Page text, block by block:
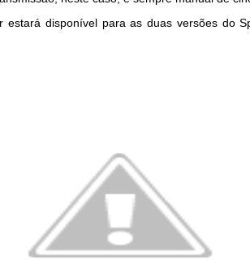
estará disponível para as duas versões do